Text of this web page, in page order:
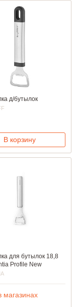
д/бутылок
В корзину
для бутылок 18,8
Profile New
магазинах